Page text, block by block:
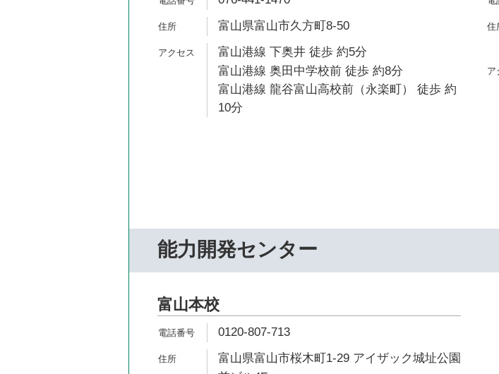
富山県富山市久方町8-50
富山港線 下奥井 徒歩 約5分
富山港線 奥田中学校前 徒歩 約8分
富山港線 龍谷富山高校前（永楽町） 徒歩 約
10分
能力開発センター
富山本校
0120-807-713
富山県富山市桜木町1-29 アイザック城址公園